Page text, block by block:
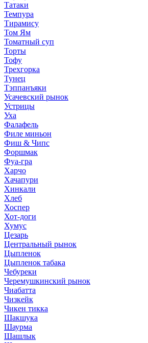
Татаки
Темпура
Тирамису
Том Ям
Томатный суп
Торты
Тофу
Трехгорка
Тунец
Тэппанъяки
Усачевский рынок
Устрицы
Уха
Фалафель
Филе миньон
Фиш & Чипс
Форшмак
Фуа-гра
Харчо
Хачапури
Хинкали
Хлеб
Хоспер
Хот-доги
Хумус
Цезарь
Центральный рынок
Цыпленок
Цыпленок табака
Чебуреки
Черемушкинский рынок
Чиабатта
Чизкейк
Чикен тикка
Шакшука
Шаурма
Шашлык